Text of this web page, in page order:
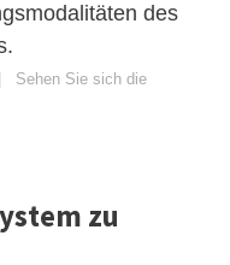
des
Sehen Sie sich die
zu